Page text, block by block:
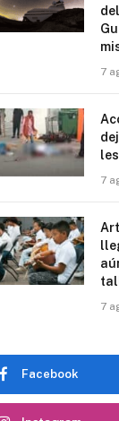
7
7
7
Facebook